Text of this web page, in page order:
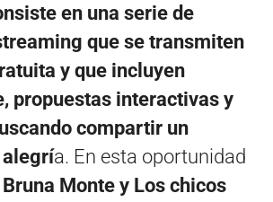
en una serie de
que se transmiten
y que incluyen
propuestas interactivas y
compartir un
alegría. En esta oportunidad
Bruna Monte y Los chicos